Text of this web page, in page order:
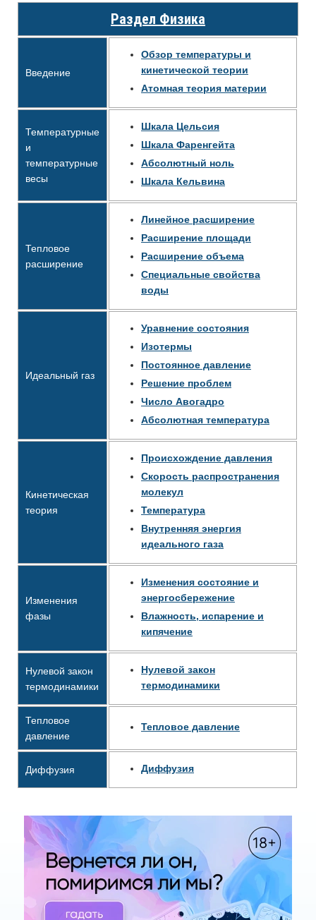
Раздел Физика
Введение
Обзор температуры и
кинетической теории
Атомная теория материи
Температурные
и
температурные
весы
Шкала Цельсия
Шкала Фаренгейта
Абсолютный ноль
Шкала Кельвина
Тепловое
расширение
Линейное расширение
Расширение площади
Расширение объема
Специальные свойства
воды
Идеальный газ
Уравнение состояния
Изотермы
Постоянное давление
Решение проблем
Число Авогадро
Абсолютная температура
Кинетическая
теория
Происхождение давления
Скорость распространения
молекул
Температура
Внутренняя энергия
идеального газа
Изменения
фазы
Изменения состояние и
энергосбережение
Влажность, испарение и
кипячение
Нулевой закон
термодинамики
Нулевой закон
термодинамики
Тепловое
давление
Тепловое давление
Диффузия Диффузия